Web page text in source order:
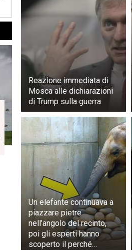
Reazione immediata di
Mosca alle dichiarazioni
di Trump sulla guerra
Un elefante continuava a
piazzare pietre
nell’angolo del recinto,
poi gli esperti hanno
scoperto il perché…